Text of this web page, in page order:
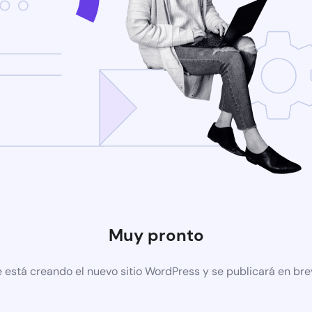
Muy pronto
está creando el nuevo sitio WordPress y se publicará en